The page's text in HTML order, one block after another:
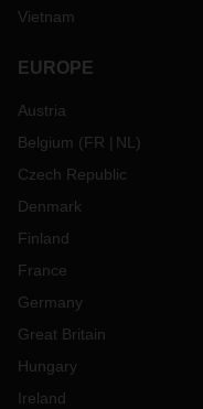
Vietnam
EUROPE
Austria
Belgium (FR NL )
Czech Republic
Denmark
Finland
France
Germany
Great Britain
Hungary
Ireland